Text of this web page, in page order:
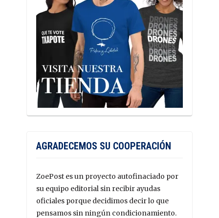
AGRADECEMOS SU COOPERACIÓN
ZoePost es un proyecto autofinaciado por
su equipo editorial sin recibir ayudas
oficiales porque decidimos decir lo que
pensamos sin ningún condicionamiento.